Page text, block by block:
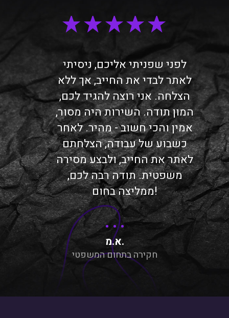
לפני שפניתי אליכם, ניסיתי
לאתר לבדי את החייב, אך ללא
הצלחה. אני רוצה להגיד לכם,
המון תודה. השירות היה מסור,
אמין והכי חשוב - מהיר. לאחר
כשבוע של עבודה, הצלחתם
לאתר את החייב, ולבצע מסירה
משפטית. תודה רבה לכם,
ממליצה בחום!
א.מ.
חקירה בתחום המשפטי